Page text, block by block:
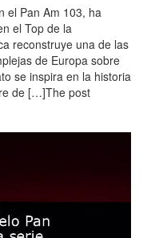
el Pan Am 103, ha
el Top de la
reconstruye una de las
de Europa sobre
se inspira en la historia
de […]The post